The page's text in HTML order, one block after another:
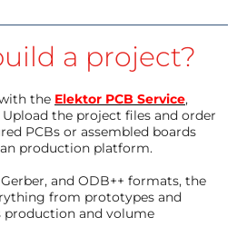
a project?
the Elektor PCB Service,
Upload the project files and order
PCBs or assembled boards
production platform.
and ODB++ formats, the
from prototypes and
production and volume